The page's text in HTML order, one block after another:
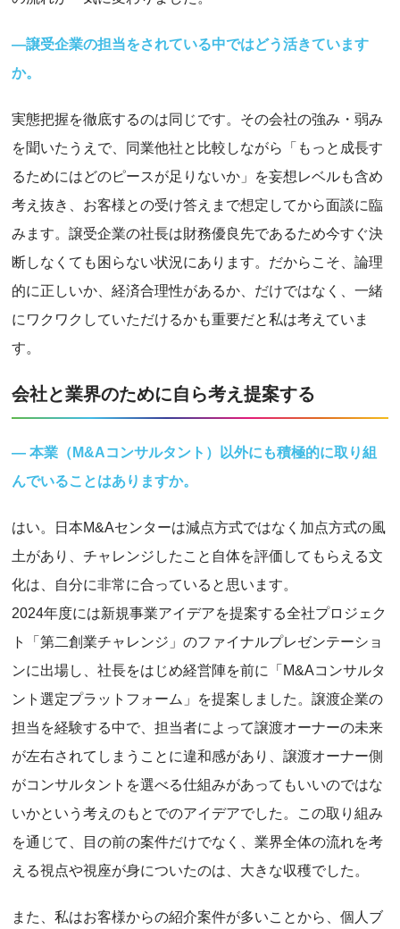
―譲受企業の担当をされている中ではどう活きています
か。
実態把握を徹底するのは同じです。その会社の強み・弱み
を聞いたうえで、同業他社と比較しながら「もっと成長す
るためにはどのピースが足りないか」を妄想レベルも含め
考え抜き、お客様との受け答えまで想定してから面談に臨
みます。譲受企業の社長は財務優良先であるため今すぐ決
断しなくても困らない状況にあります。だからこそ、論理
的に正しいか、経済合理性があるか、だけではなく、一緒
にワクワクしていただけるかも重要だと私は考えていま
す。
会社と業界のために自ら考え提案する
― 本業（M&Aコンサルタント）以外にも積極的に取り組
んでいることはありますか。
はい。日本M&Aセンターは減点方式ではなく加点方式の風
土があり、チャレンジしたこと自体を評価してもらえる文
化は、自分に非常に合っていると思います。
2024年度には新規事業アイデアを提案する全社プロジェク
ト「第二創業チャレンジ」のファイナルプレゼンテーショ
ンに出場し、社長をはじめ経営陣を前に「M&Aコンサルタ
ント選定プラットフォーム」を提案しました。譲渡企業の
担当を経験する中で、担当者によって譲渡オーナーの未来
が左右されてしまうことに違和感があり、譲渡オーナー側
がコンサルタントを選べる仕組みがあってもいいのではな
いかという考えのもとでのアイデアでした。この取り組み
を通じて、目の前の案件だけでなく、業界全体の流れを考
える視点や視座が身についたのは、大きな収穫でした。
また、私はお客様からの紹介案件が多いことから、個人ブ